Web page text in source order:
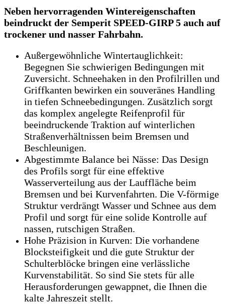
Neben hervorragenden Wintereigenschaften
beindruckt der Semperit SPEED-GIRP 5 auch auf
trockener und nasser Fahrbahn.
Außergewöhnliche Wintertauglichkeit:
Begegnen Sie schwierigen Bedingungen mit
Zuversicht. Schneehaken in den Profilrillen und
Griffkanten bewirken ein souveränes Handling
in tiefen Schneebedingungen. Zusätzlich sorgt
das komplex angelegte Reifenprofil für
beeindruckende Traktion auf winterlichen
Straßenverhältnissen beim Bremsen und
Beschleunigen.
Abgestimmte Balance bei Nässe: Das Design
des Profils sorgt für eine effektive
Wasserverteilung aus der Lauffläche beim
Bremsen und bei Kurvenfahrten. Die V-förmige
Struktur verdrängt Wasser und Schnee aus dem
Profil und sorgt für eine solide Kontrolle auf
nassen, rutschigen Straßen.
Hohe Präzision in Kurven: Die vorhandene
Blocksteifigkeit und die gute Struktur der
Schulterblöcke bringen eine verlässliche
Kurvenstabilität. So sind Sie stets für alle
Herausforderungen gewappnet, die Ihnen die
kalte Jahreszeit stellt.